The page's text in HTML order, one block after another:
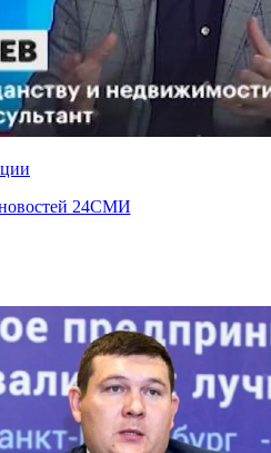
24СМИ